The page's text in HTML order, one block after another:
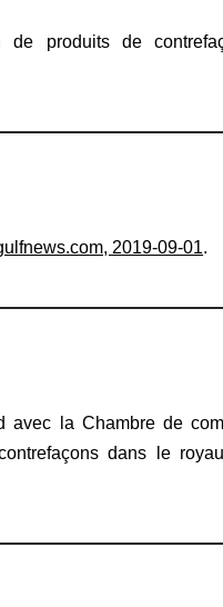
de produits de
2019-09-01.
avec la Chambre de
dans le